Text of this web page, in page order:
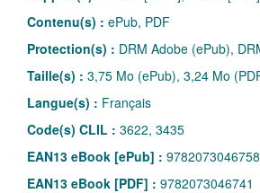
Contenu(s) : ePub, PDF
Protection(s) : DRM Adobe (ePub),
Taille(s) : 3,75 Mo (ePub), 3,24 Mo
Langue(s) : Français
Code(s) CLIL : 3622, 3435
EAN13 eBook [ePub] : 9782073046758
EAN13 eBook [PDF] : 9782073046741